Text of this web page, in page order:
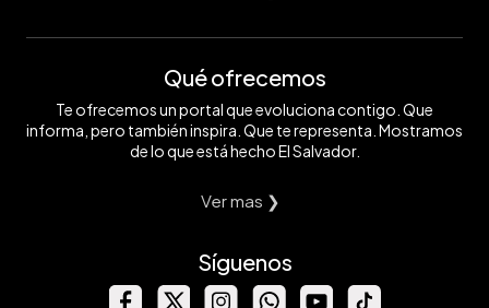
Qué ofrecemos
Te ofrecemos un portal que evoluciona contigo. Que
informa, pero también inspira. Que te representa. Mostramos
de lo que está hecho El Salvador.
Ver mas ❯
Síguenos